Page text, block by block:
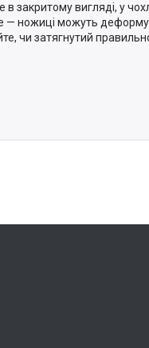
в закритому вигляді, у
— ножиці можуть
чи затягнутий